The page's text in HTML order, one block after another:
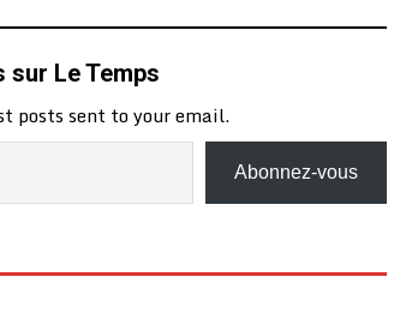
sur Le Temps
posts sent to your email.
Abonnez-vous